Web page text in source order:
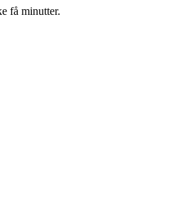
få minutter.